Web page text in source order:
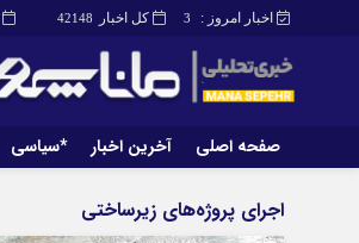
کل اخبار 42148 اخبار امروز : 3
صفحه اصلی آخرین اخبار *سیاسی
اجرای پروژه‌های زیرساختی